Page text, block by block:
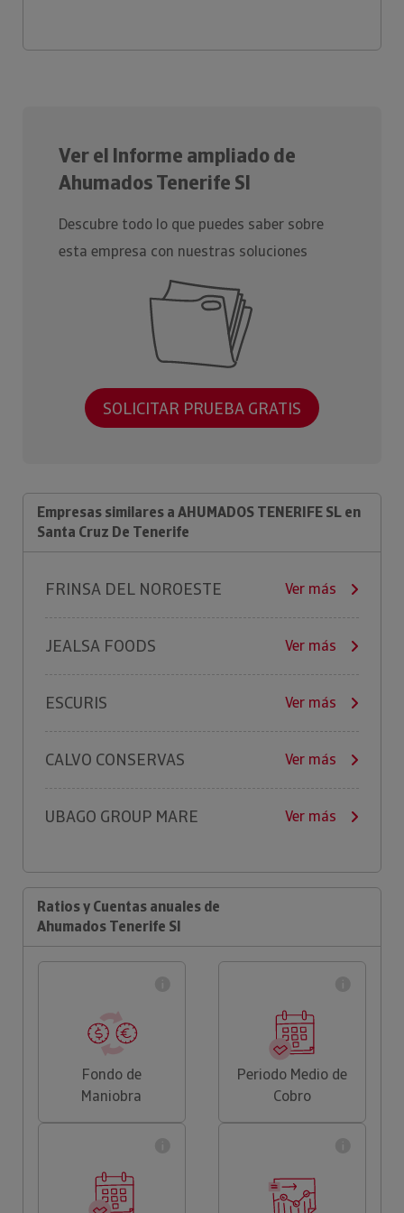
Ver el Informe ampliado de
Ahumados Tenerife Sl
Descubre todo lo que puedes saber sobre
esta empresa con nuestras soluciones
SOLICITAR PRUEBA GRATIS
Empresas similares a AHUMADOS TENERIFE SL en
Santa Cruz De Tenerife
FRINSA DEL NOROESTE Ver más
JEALSA FOODS Ver más
ESCURIS Ver más
CALVO CONSERVAS Ver más
UBAGO GROUP MARE Ver más
Ratios y Cuentas anuales de
Ahumados Tenerife Sl
Fondo de
Maniobra
Periodo Medio de
Cobro